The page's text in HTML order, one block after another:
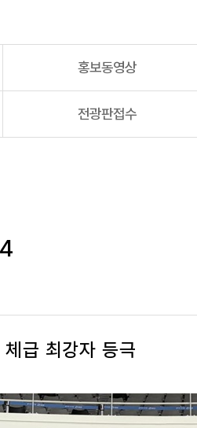
홍보동영상
전광판접수
급 최강자 등극